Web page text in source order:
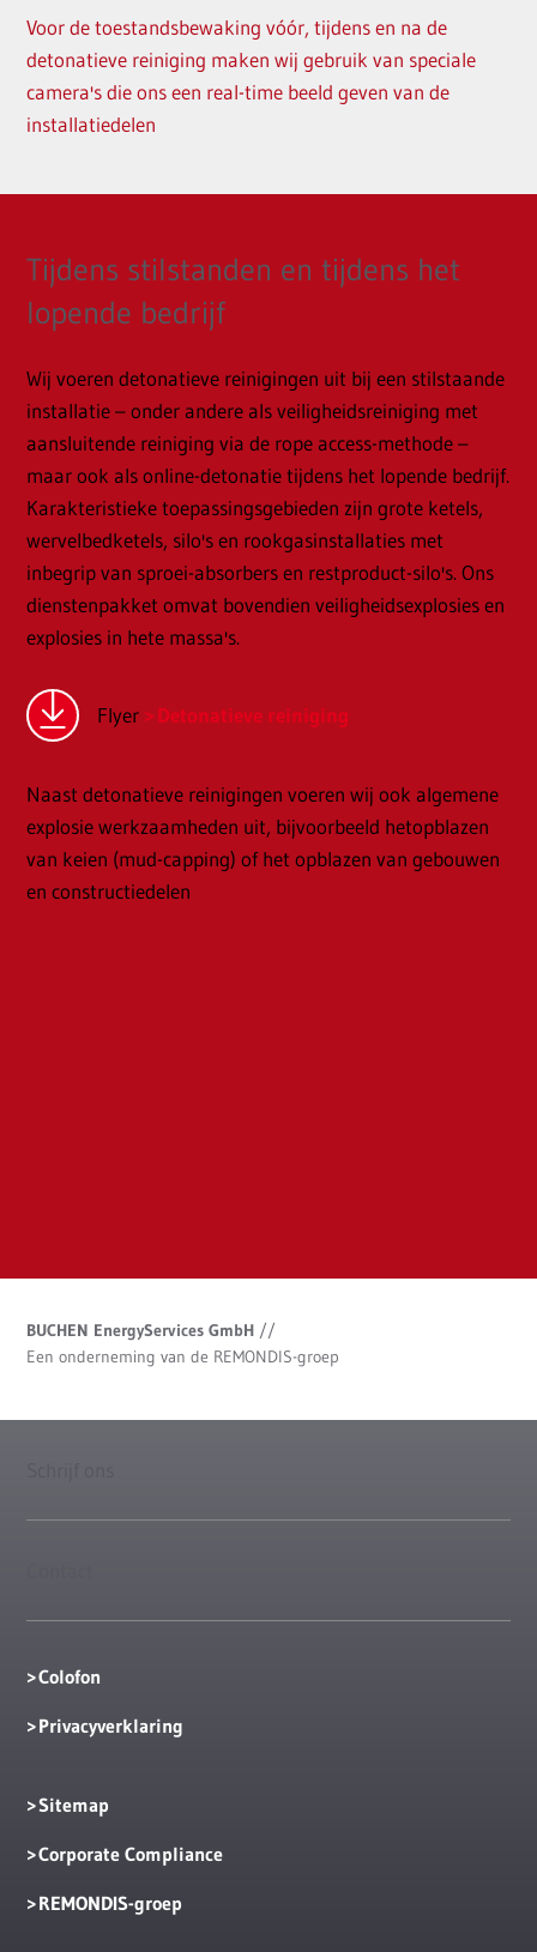
Voor de toestandsbewaking vóór, tijdens en na de
detonatieve reiniging maken wij gebruik van speciale
camera's die ons een real-time beeld geven van de
installatiedelen
Tijdens stilstanden en tijdens het
lopende bedrijf
Wij voeren detonatieve reinigingen uit bij een stilstaande
installatie – onder andere als veiligheidsreiniging met
aansluitende reiniging via de rope access-methode –
maar ook als online-detonatie tijdens het lopende bedrijf.
Karakteristieke toepassingsgebieden zijn grote ketels,
wervelbedketels, silo's en rookgasinstallaties met
inbegrip van sproei-absorbers en restproduct-silo's. Ons
dienstenpakket omvat bovendien veiligheidsexplosies en
explosies in hete massa's.
Flyer Detonatieve reiniging
Naast detonatieve reinigingen voeren wij ook algemene
explosie werkzaamheden uit, bijvoorbeeld hetopblazen
van keien (mud-capping) of het opblazen van gebouwen
en constructiedelen
BUCHEN EnergyServices GmbH //
Een onderneming van de REMONDIS-groep
Colofon
Privacyverklaring
Sitemap
Corporate Compliance
REMONDIS-groep